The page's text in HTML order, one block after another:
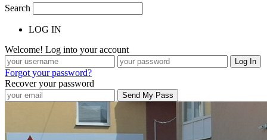
Search
LOG IN
Welcome! Log into your account
Forgot your password?
Recover your password